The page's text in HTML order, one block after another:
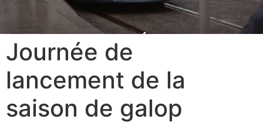
ACTUALITÉS
Journée de
lancement de la
saison de galop